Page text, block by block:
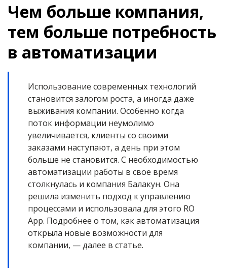
Чем больше компания,
тем больше потребность
в автоматизации
Использование современных технологий
становится залогом роста, а иногда даже
выживания компании. Особенно когда
поток информации неумолимо
увеличивается, клиенты со своими
заказами наступают, а день при этом
больше не становится. С необходимостью
автоматизации работы в свое время
столкнулась и компания Балакун. Она
решила изменить подход к управлению
процессами и использовала для этого RO
App. Подробнее о том, как автоматизация
открыла новые возможности для
компании, — далее в статье.